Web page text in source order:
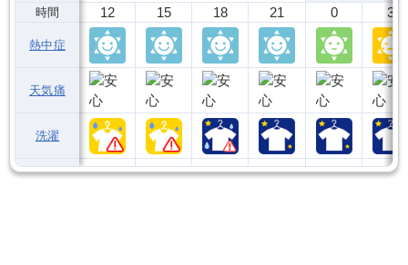
時間
熱中症
天気痛
洗濯
12 15 18 21 0 3